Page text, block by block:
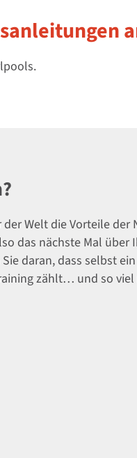
Welt die Vorteile der
das nächste Mal über
daran, dass selbst
zählt… und so